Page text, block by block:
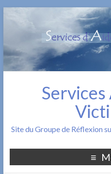
Services
Site du Groupe de Réflexion